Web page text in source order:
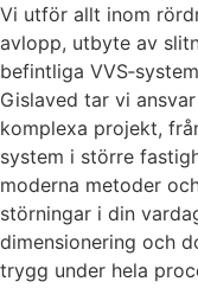
Vi utför allt inom
avlopp, utbyte av
befintliga
Gislaved tar vi
komplexa projekt,
system i större
moderna metoder
störningar i din
dimensionering och
trygg under hela